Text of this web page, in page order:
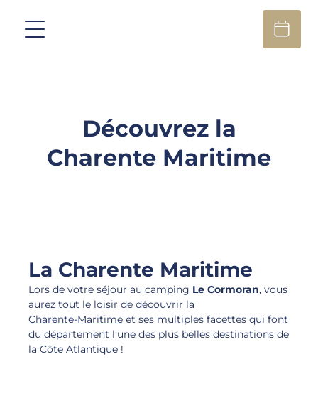
Découvrez la
Charente Maritime
La Charente Maritime
Lors de votre séjour au camping Le Cormoran, vous
aurez tout le loisir de découvrir la
Charente-Maritime et ses multiples facettes qui font
du département l’une des plus belles destinations de
la Côte Atlantique !